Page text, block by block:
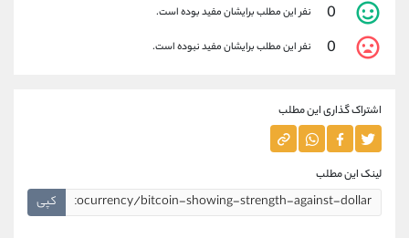
0 نفر این مطلب برایشان مفید بوده است.
0 نفر این مطلب برایشان مفید نبوده است.
اشتراک گذاری این مطلب
لینک این مطلب
کپی